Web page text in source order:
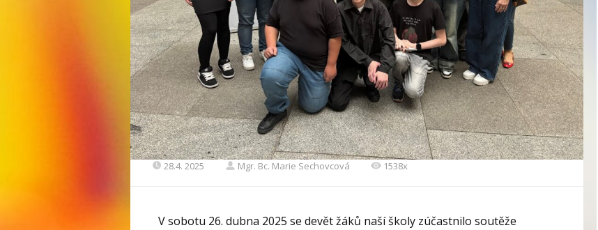
28.4. 2025 Mgr. Bc. Marie Sechovcová 1538x
V sobotu 26. dubna 2025 se devět žáků naší školy zúčastnilo soutěže